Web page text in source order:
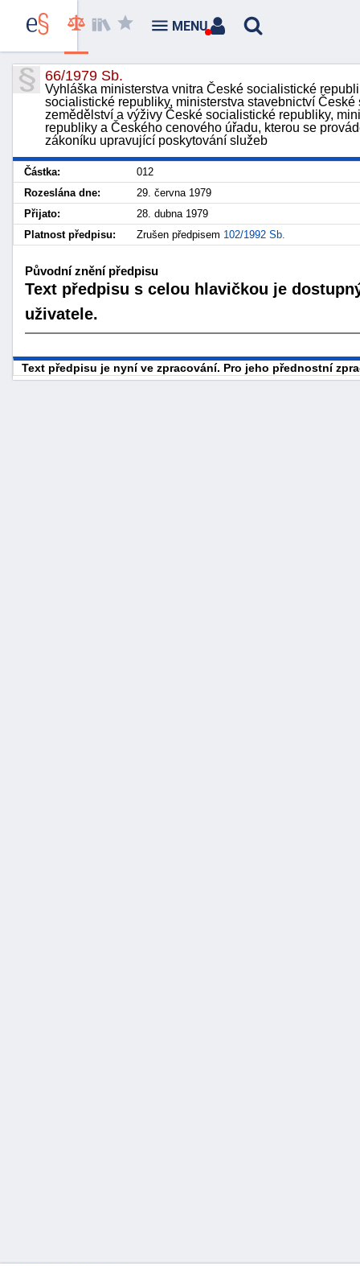
66/1979 Sb.
Vyhláška ministerstva vnitra České socialistické
socialistické republiky, ministerstva stavebnictví
zemědělství a výživy České socialistické republiky,
republiky a Českého cenového úřadu, kterou se
zákoníku upravující poskytování služeb
Částka:
012
Rozeslána dne:
29. června 1979
Přijato:
28. dubna 1979
Platnost předpisu:
Zrušen předpisem 102/1992 Sb.
Původní znění předpisu
Text předpisu s celou hlavičkou je
uživatele.
Text předpisu je nyní ve zpracování. Pro jeho přednostní
MENU